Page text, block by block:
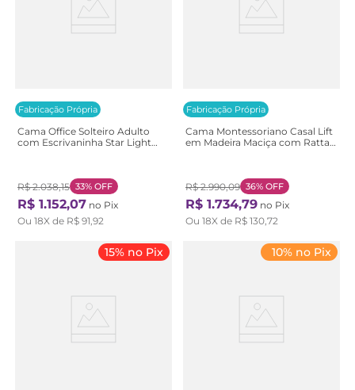
Fabricação Própria
Cama Office Solteiro Adulto
com Escrivaninha Star Light
R$ 2.038,15 33% OFF
R$ 1.152,07 no Pix
Ou 18X de R$ 91,92
Fabricação Própria
Cama Montessoriano Casal Lift
em Madeira Maciça com Rattan
R$ 2.990,09 36% OFF
R$ 1.734,79 no Pix
Ou 18X de R$ 130,72
15% no Pix 10% no Pix